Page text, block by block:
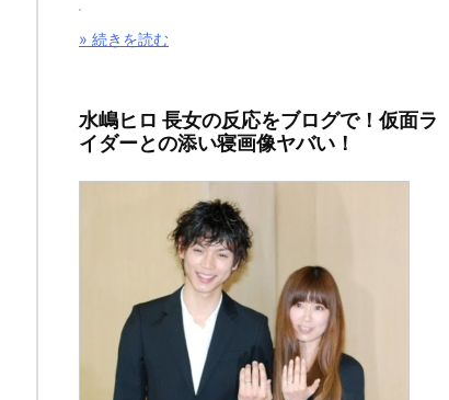
垣
間
見
子
や
» 続きを読む
水嶋ヒロ 長女の反応をブログで！仮面ラ
イダーとの添い寝画像ヤバい！